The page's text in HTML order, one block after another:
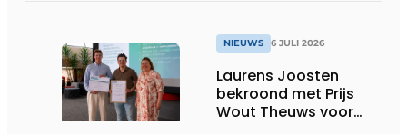
NIEUWS 6 JULI 2026
Laurens Joosten
bekroond met Prijs
Wout Theuws voor